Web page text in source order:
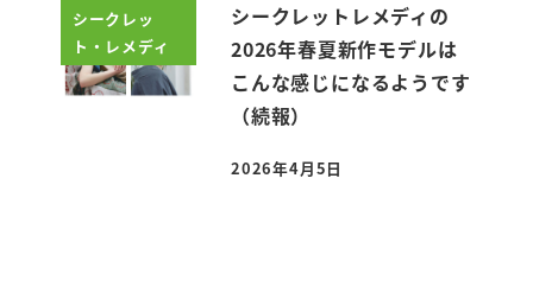
シークレッ
ト・レメディ
シークレットレメディの
2026年春夏新作モデルは
こんな感じになるようです
（続報）
投稿日
2026年4月5日